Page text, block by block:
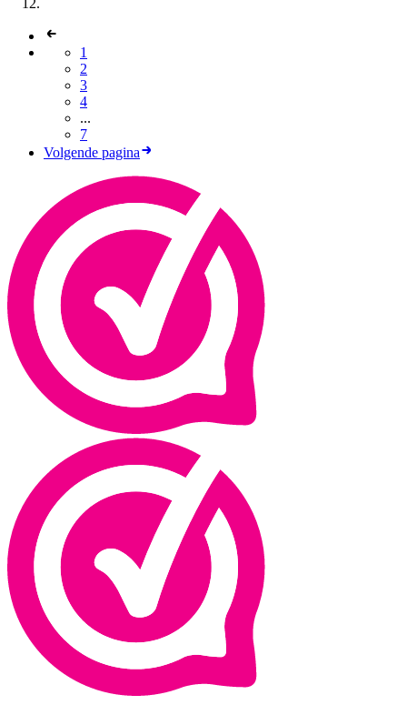
1
2
3
4
...
7
Volgende pagina